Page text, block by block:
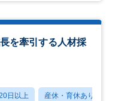
を牽引する人材採
日以上 産休・育休あり